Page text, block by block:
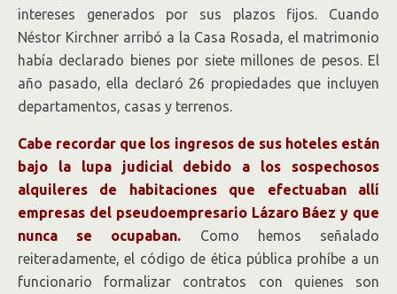
intereses generados por sus plazos fijos. Cuando
Néstor Kirchner arribó a la Casa Rosada, el matrimonio
había declarado bienes por siete millones de pesos. El
año pasado, ella declaró 26 propiedades que incluyen
departamentos, casas y terrenos.
Cabe recordar que los ingresos de sus hoteles están
bajo la lupa judicial debido a los sospechosos
alquileres de habitaciones que efectuaban allí
empresas del pseudoempresario Lázaro Báez y que
nunca se ocupaban. Como hemos señalado
reiteradamente, el código de ética pública prohíbe a un
funcionario formalizar contratos con quienes son